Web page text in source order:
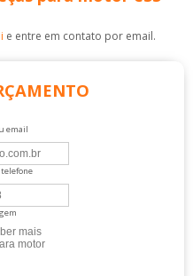
e entre em contato por email.
email